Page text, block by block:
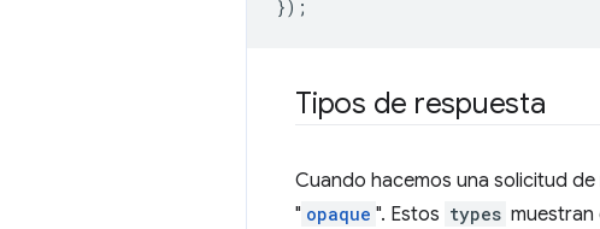
});
Tipos de respuesta
Cuando hacemos una solicitud
" opaque ". Estos types muestran